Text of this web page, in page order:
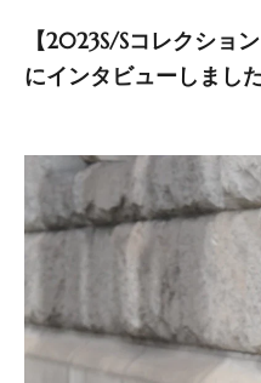
【2023S/Sコレクショ
にインタビューしまし